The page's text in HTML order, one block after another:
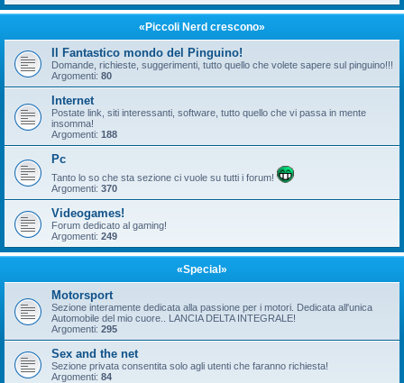
«Piccoli Nerd crescono»
Il Fantastico mondo del Pinguino!
Domande, richieste, suggerimenti, tutto quello che volete sapere sul pinguino!!!
Argomenti: 80
Internet
Postate link, siti interessanti, software, tutto quello che vi passa in mente
insomma!
Argomenti: 188
Pc
Tanto lo so che sta sezione ci vuole su tutti i forum!
Argomenti: 370
Videogames!
Forum dedicato al gaming!
Argomenti: 249
«Special»
Motorsport
Sezione interamente dedicata alla passione per i motori. Dedicata all'unica
Automobile del mio cuore.. LANCIA DELTA INTEGRALE!
Argomenti: 295
Sex and the net
Sezione privata consentita solo agli utenti che faranno richiesta!
Argomenti: 84